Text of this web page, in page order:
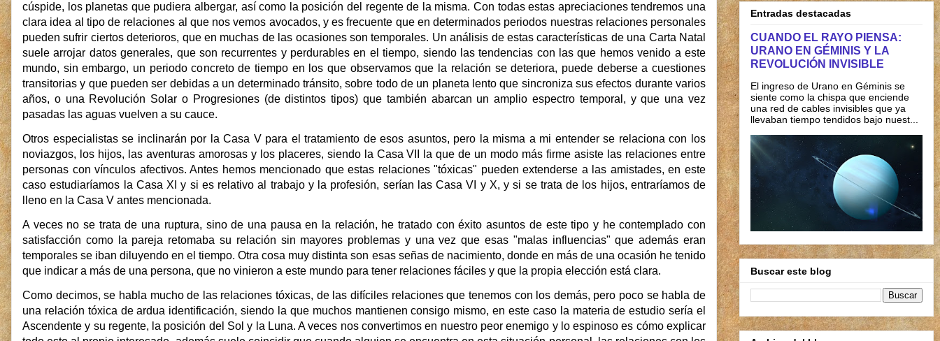
cúspide, los planetas que pudiera albergar, así como la posición del regente de la misma. Con todas estas apreciaciones tendremos una
clara idea al tipo de relaciones al que nos vemos avocados, y es frecuente que en determinados periodos nuestras relaciones personales
pueden sufrir ciertos deterioros, que en muchas de las ocasiones son temporales. Un análisis de estas características de una Carta Natal
suele arrojar datos generales, que son recurrentes y perdurables en el tiempo, siendo las tendencias con las que hemos venido a este
mundo, sin embargo, un periodo concreto de tiempo en los que observamos que la relación se deteriora, puede deberse a cuestiones
transitorias y que pueden ser debidas a un determinado tránsito, sobre todo de un planeta lento que sincroniza sus efectos durante varios
años, o una Revolución Solar o Progresiones (de distintos tipos) que también abarcan un amplio espectro temporal, y que una vez
pasadas las aguas vuelven a su cauce.
Otros especialistas se inclinarán por la Casa V para el tratamiento de esos asuntos, pero la misma a mi entender se relaciona con los
noviazgos, los hijos, las aventuras amorosas y los placeres, siendo la Casa VII la que de un modo más firme asiste las relaciones entre
personas con vínculos afectivos. Antes hemos mencionado que estas relaciones "tóxicas" pueden extenderse a las amistades, en este
caso estudiaríamos la Casa XI y si es relativo al trabajo y la profesión, serían las Casa VI y X, y si se trata de los hijos, entraríamos de
lleno en la Casa V antes mencionada.
A veces no se trata de una ruptura, sino de una pausa en la relación, he tratado con éxito asuntos de este tipo y he contemplado con
satisfacción como la pareja retomaba su relación sin mayores problemas y una vez que esas "malas influencias" que además eran
temporales se iban diluyendo en el tiempo. Otra cosa muy distinta son esas señas de nacimiento, donde en más de una ocasión he tenido
que indicar a más de una persona, que no vinieron a este mundo para tener relaciones fáciles y que la propia elección está clara.
Como decimos, se habla mucho de las relaciones tóxicas, de las difíciles relaciones que tenemos con los demás, pero poco se habla de
una relación tóxica de ardua identificación, siendo la que muchos mantienen consigo mismo, en este caso la materia de estudio sería el
Ascendente y su regente, la posición del Sol y la Luna. A veces nos convertimos en nuestro peor enemigo y lo espinoso es cómo explicar
Entradas destacadas
CUANDO EL RAYO PIENSA:
URANO EN GÉMINIS Y LA
REVOLUCIÓN INVISIBLE
El ingreso de Urano en Géminis se
siente como la chispa que enciende
una red de cables invisibles que ya
llevaban tiempo tendidos bajo nuest...
Buscar este blog